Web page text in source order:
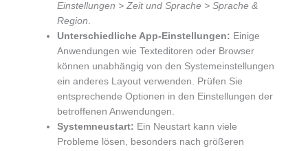
Einstellungen > Zeit und Sprache > Sprache &
Region.
Unterschiedliche App-Einstellungen: Einige
Anwendungen wie Texteditoren oder Browser
können unabhängig von den Systemeinstellungen
ein anderes Layout verwenden. Prüfen Sie
entsprechende Optionen in den Einstellungen der
betroffenen Anwendungen.
Systemneustart: Ein Neustart kann viele
Probleme lösen, besonders nach größeren